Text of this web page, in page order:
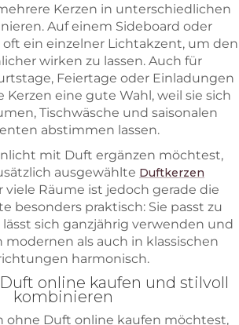
Kerzen in unterschiedlichen
Auf einem Sideboard oder
ein einzelner Lichtakzent, um den
wirken zu lassen. Auch für
Feiertage oder Einladungen
eine gute Wahl, weil sie sich
Tischwäsche und saisonalen
abstimmen lassen.
mit Duft ergänzen möchtest,
ausgewählte Duftkerzen
viele Räume ist jedoch gerade die
besonders praktisch: Sie passt zu
sich ganzjährig verwenden und
als auch in klassischen
harmonisch.
online kaufen und stilvoll
kombinieren
ohne Duft online kaufen möchtest,